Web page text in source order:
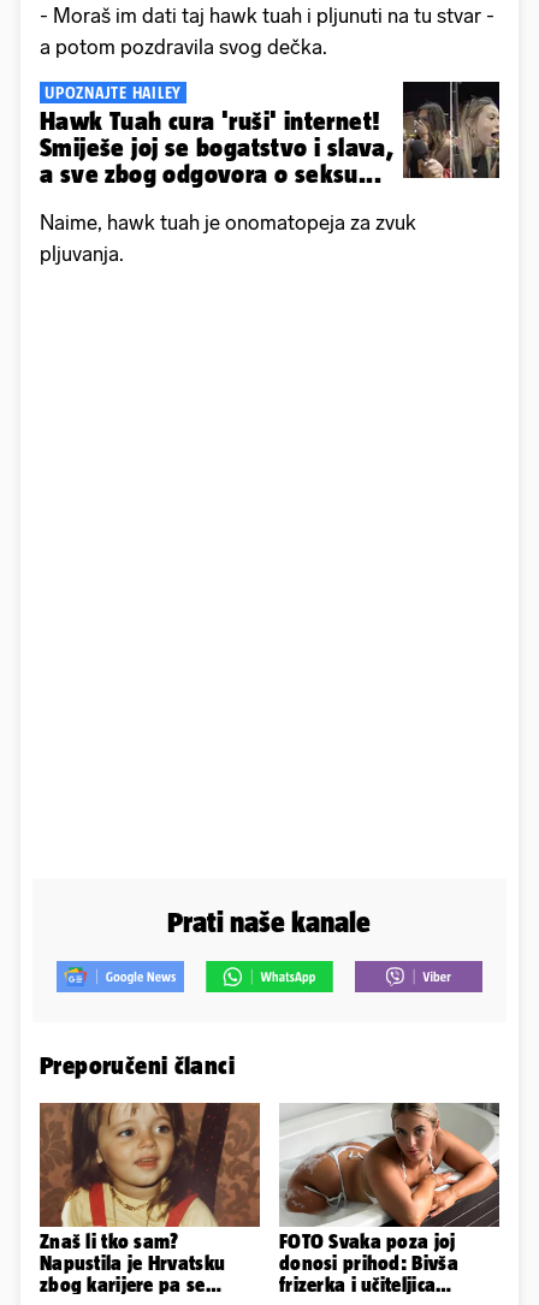
- Moraš im dati taj hawk tuah i pljunuti na tu stvar -
a potom pozdravila svog dečka.
UPOZNAJTE HAILEY
Hawk Tuah cura 'ruši' internet!
Smiješe joj se bogatstvo i slava,
a sve zbog odgovora o seksu...
Naime, hawk tuah je onomatopeja za zvuk
pljuvanja.
Prati naše kanale
Preporučeni članci
Znaš li tko sam?
Napustila je Hrvatsku
zbog karijere pa se
FOTO Svaka poza joj
donosi prihod: Bivša
frizerka i učiteljica